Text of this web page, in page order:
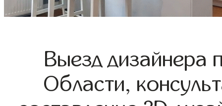
Выезд дизайнера
Области,